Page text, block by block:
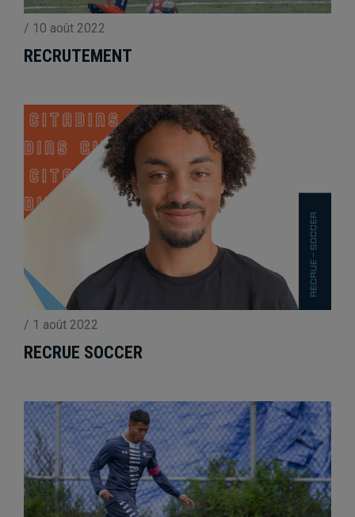
/ 10 août 2022
RECRUTEMENT
/ 1 août 2022
RECRUE SOCCER